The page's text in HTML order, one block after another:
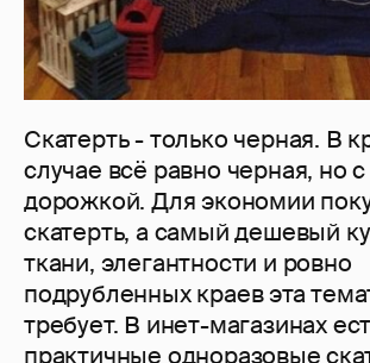
Скатерть - только черная. В
случае всё равно черная, но
дорожкой. Для экономии
скатерть, а самый дешевый
ткани, элегантности и ровно
подрубленных краев эта
требует. В инет-магазинах
практичные одноразовые